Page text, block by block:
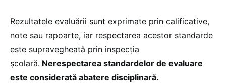
Rezultatele evaluării sunt exprimate prin calificative,
note sau rapoarte, iar respectarea acestor standarde
este supravegheată prin inspecția
școlară. Nerespectarea standardelor de evaluare
este considerată abatere disciplinară.